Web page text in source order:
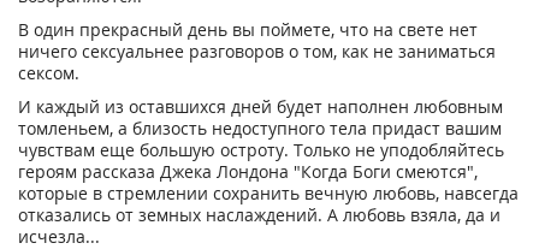
В один прекрасный день вы поймете, что на свете нет
ничего сексуальнее разговоров о том, как не заниматься
сексом.
И каждый из оставшихся дней будет наполнен любовным
томленьем, а близость недоступного тела придаст вашим
чувствам еще большую остроту. Только не уподобляйтесь
героям рассказа Джека Лондона "Когда Боги смеются",
которые в стремлении сохранить вечную любовь, навсегда
отказались от земных наслаждений. А любовь взяла, да и
исчезла...